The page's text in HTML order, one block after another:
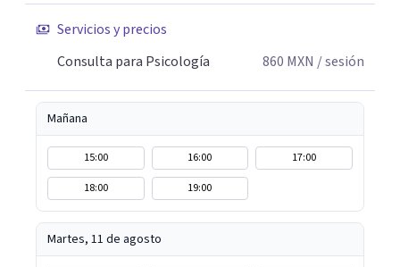
Servicios y precios
Consulta para Psicología
860 MXN / sesión
Mañana
15:00 16:00
17:00
18:00
19:00
Martes, 11 de agosto